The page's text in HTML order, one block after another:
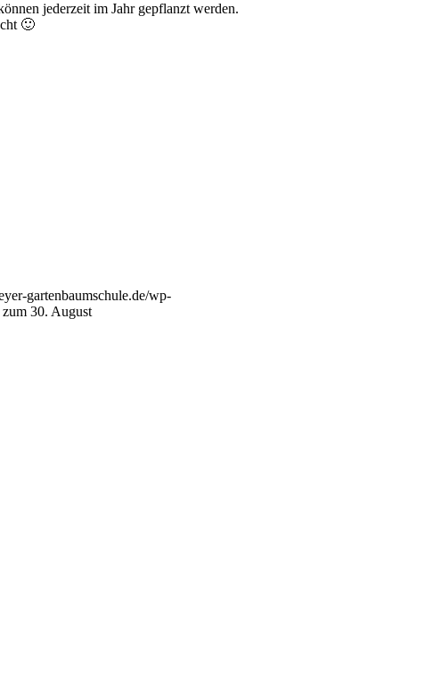
jederzeit im Jahr gepflanzt werden.
🙂
gartenbaumschule.de/wp-
30. August